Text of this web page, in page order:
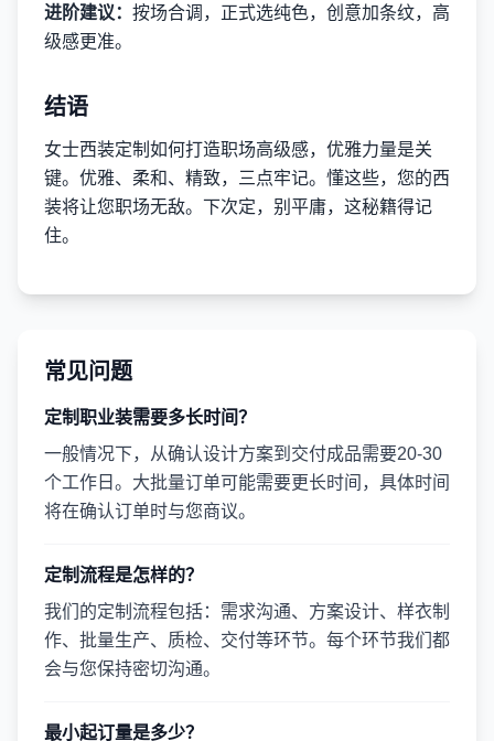
进阶建议： 按场合调，正式选纯色，创意加条纹，高
级感更准。
结语
女士西装定制如何打造职场高级感，优雅力量是关
键。优雅、柔和、精致，三点牢记。懂这些，您的西
装将让您职场无敌。下次定，别平庸，这秘籍得记
住。
常见问题
定制职业装需要多长时间？
一般情况下，从确认设计方案到交付成品需要20-30
个工作日。大批量订单可能需要更长时间，具体时间
将在确认订单时与您商议。
定制流程是怎样的？
我们的定制流程包括：需求沟通、方案设计、样衣制
作、批量生产、质检、交付等环节。每个环节我们都
会与您保持密切沟通。
最小起订量是多少？